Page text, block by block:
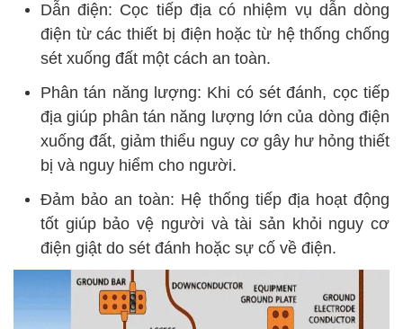
Dẫn điện: Cọc tiếp địa có nhiệm vụ dẫn dòng
điện từ các thiết bị điện hoặc từ hệ thống chống
sét xuống đất một cách an toàn.
Phân tán năng lượng: Khi có sét đánh, cọc tiếp
địa giúp phân tán năng lượng lớn của dòng điện
xuống đất, giảm thiểu nguy cơ gây hư hỏng thiết
bị và nguy hiểm cho người.
Đảm bảo an toàn: Hệ thống tiếp địa hoạt động
tốt giúp bảo vệ người và tài sản khỏi nguy cơ
điện giật do sét đánh hoặc sự cố về điện.